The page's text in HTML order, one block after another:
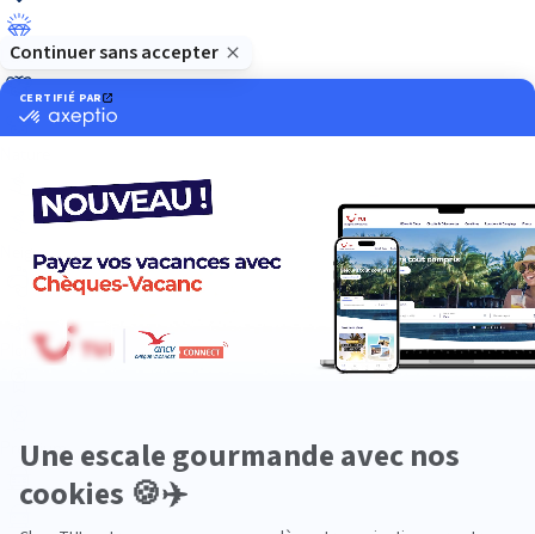
Luxe
Neige
Plongée
Premium